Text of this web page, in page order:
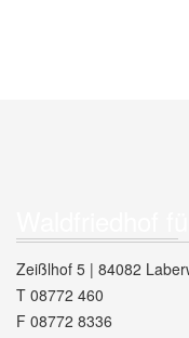
Zeißlhof 5 | 84082
T 08772 460
F 08772 8336